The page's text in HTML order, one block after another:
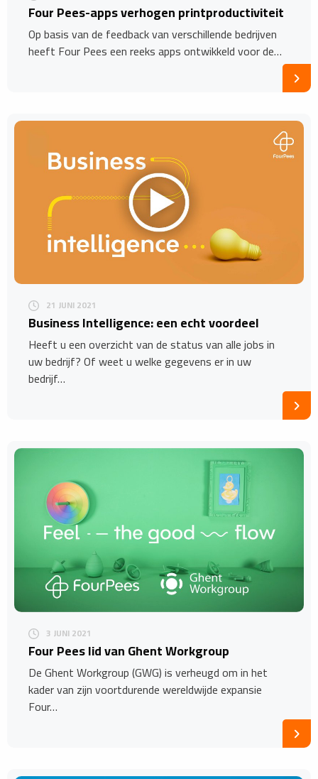
Four Pees-apps verhogen printproductiviteit
Op basis van de feedback van verschillende bedrijven
heeft Four Pees een reeks apps ontwikkeld voor de…
21 JUNI 2021
Business Intelligence: een echt voordeel
Heeft u een overzicht van de status van alle jobs in
uw bedrijf? Of weet u welke gegevens er in uw
bedrijf…
3 JUNI 2021
Four Pees lid van Ghent Workgroup
De Ghent Workgroup (GWG) is verheugd om in het
kader van zijn voortdurende wereldwijde expansie
Four…